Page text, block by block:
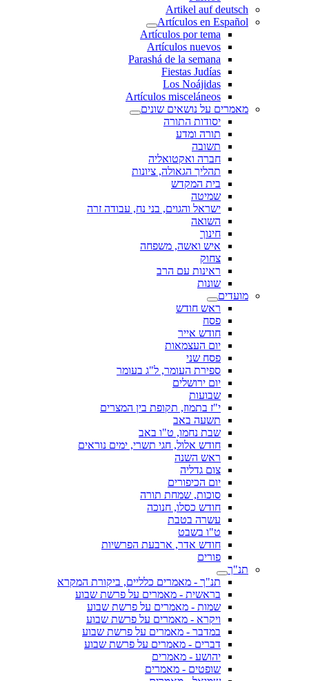
Artikel auf deutsch
Artículos en Español
Artículos por tema
Artículos nuevos
Parashá de la semana
Fiestas Judías
Los Noájidas
Artículos misceláneos
מאמרים על נושאים שונים
יסודות התורה
תורה ומדע
תשובה
חברה ואקטואליה
תהליך הגאולה, ציונות
בית המקדש
שמיטה
ישראל והגוים, בני נח, עבודה זרה
השואה
חינוך
איש ואשה, משפחה
צחוק
ראינות עם הרב
שונות
מועדים
ראש חודש
פסח
חודש אייר
יום העצמאות
פסח שני
ספירת העומר, ל"ג בעומר
יום ירושלים
שבועות
י"ז בתמוז, תקופת בין המצרים
תשעה באב
שבת נחמו, ט"ו באב
חודש אלול, חגי תשרי, ימים נוראים
ראש השנה
צום גדליה
יום הכיפורים
סוכות, שמחת תורה
חודש כסלו, חנוכה
עשרה בטבת
ט"ו בשבט
חודש אדר, ארבעת הפרשיות
פורים
תנ"ך
תנ"ך - מאמרים כלליים, ביקורת המקרא
בראשית - מאמרים על פרשת שבוע
שמות - מאמרים על פרשת שבוע
ויקרא - מאמרים על פרשת שבוע
במדבר - מאמרים על פרשת שבוע
דברים - מאמרים על פרשת שבוע
יהושע - מאמרים
שופטים - מאמרים